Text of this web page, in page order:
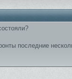
последние